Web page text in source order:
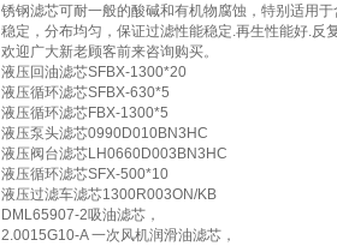
锈钢滤芯可耐一般的酸碱和有机物腐蚀，特别适用
稳定，分布均匀，保证过滤性能稳定.再生性能好.反
欢迎广大新老顾客前来咨询购买。
液压回油滤芯SFBX-1300*20
液压循环滤芯SFBX-630*5
液压循环滤芯FBX-1300*5
液压泵头滤芯0990D010BN3HC
液压阀台滤芯LH0660D003BN3HC
液压循环滤芯SFX-500*10
液压过滤车滤芯1300R003ON/KB
DML65907-2吸油滤芯，
2.0015G10-A 一次风机润滑油滤芯，